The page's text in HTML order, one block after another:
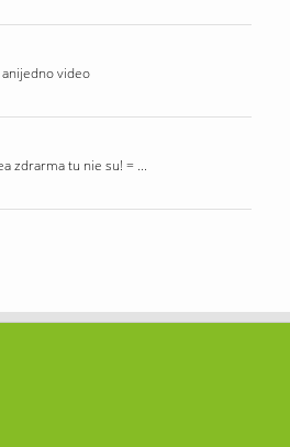
video
zdrarma tu nie su! = ...